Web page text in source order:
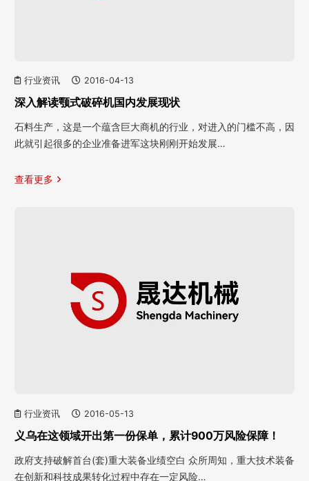
行业资讯 2016-04-13
深入解读颚式破碎机国内发展现状
石料生产，这是一个蕴含巨大商机的行业，对进入的门槛不高，因
此就引起很多的企业准备进军这块刚刚开始发展…
查看更多
行业资讯 2016-05-13
义乌在这领域开出第一份保单，累计900万风险保障！
政府支持破解首台(套)重大装备业绩空白 众所周知，重大技术装备
在创新和科技成果转化过程中存在一定风险…